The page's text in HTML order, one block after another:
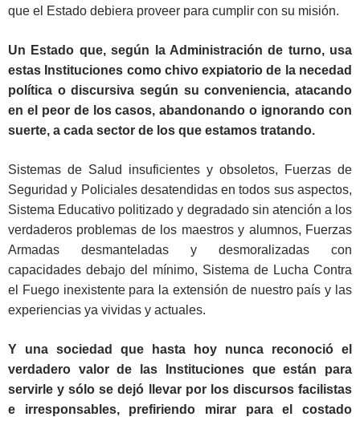
que el Estado debiera proveer para cumplir con su misión.
Un Estado que, según la Administración de turno, usa
estas Instituciones como chivo expiatorio de la necedad
política o discursiva según su conveniencia, atacando
en el peor de los casos, abandonando o ignorando con
suerte, a cada sector de los que estamos tratando.
Sistemas de Salud insuficientes y obsoletos, Fuerzas de
Seguridad y Policiales desatendidas en todos sus aspectos,
Sistema Educativo politizado y degradado sin atención a los
verdaderos problemas de los maestros y alumnos, Fuerzas
Armadas desmanteladas y desmoralizadas con
capacidades debajo del mínimo, Sistema de Lucha Contra
el Fuego inexistente para la extensión de nuestro país y las
experiencias ya vividas y actuales.
Y una sociedad que hasta hoy nunca reconoció el
verdadero valor de las Instituciones que están para
servirle y sólo se dejó llevar por los discursos facilistas
e irresponsables, prefiriendo mirar para el costado